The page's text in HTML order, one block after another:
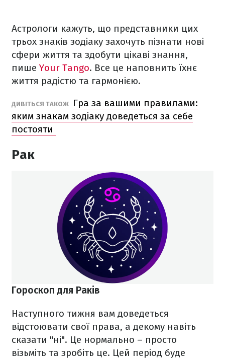
Астрологи кажуть, що представники цих
трьох знаків зодіаку захочуть пізнати нові
сфери життя та здобути цікаві знання,
пише Your Tango. Все це наповнить їхнє
життя радістю та гармонією.
ДИВІТЬСЯ ТАКОЖ
Гра за вашими правилами:
яким знакам зодіаку доведеться за себе
постояти
Рак
Гороскоп для Раків
Наступного тижня вам доведеться
відстоювати свої права, а декому навіть
сказати "ні". Це нормально – просто
візьміть та зробіть це. Цей період буде